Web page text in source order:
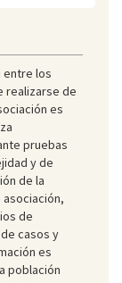
entre los
realizarse de
es
pruebas
y de
de la
de
casos y
es
población